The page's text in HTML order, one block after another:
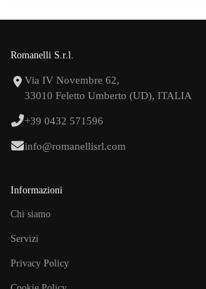
Romanelli S.r.l.
Via IV Novembre 62,
33010 Feletto Umberto (UD), ITALIA
+39 0432 571596
info@romanellisrl.com
Informazioni
Chi siamo
Servizi
Privacy Policy